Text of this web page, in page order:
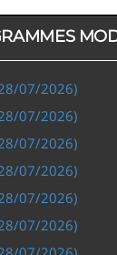
07/2026)
07/2026)
07/2026)
07/2026)
07/2026)
07/2026)